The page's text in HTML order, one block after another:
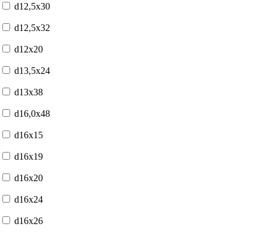
d12,5x30
d12,5x32
d12x20
d13,5x24
d13x38
d16,0x48
d16x15
d16x19
d16x20
d16x24
d16x26